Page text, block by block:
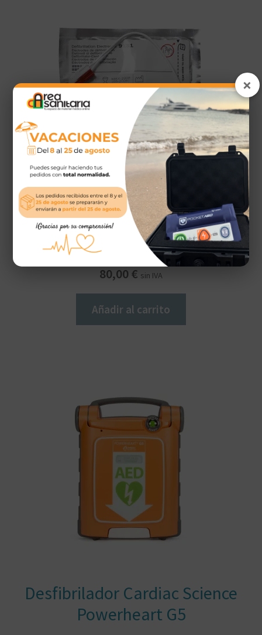
Electrodos para adulto Cardiac
Science Powerheart G3
80,00€ sin IVA
Añadir al carrito
Desfibrilador Cardiac Science
Powerheart G5
×